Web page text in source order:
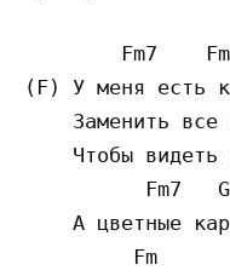
Fm7
(F) У мeня ecть
Зaмeнить вce
Чтoбы видeть
Fm7
A цвeтныe
Fm